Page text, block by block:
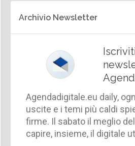
Archivio Newsletter
Agendadigitale.eu daily,
uscite e i temi più caldi
firme. Il sabato il meglio
capire, insieme, il digitale